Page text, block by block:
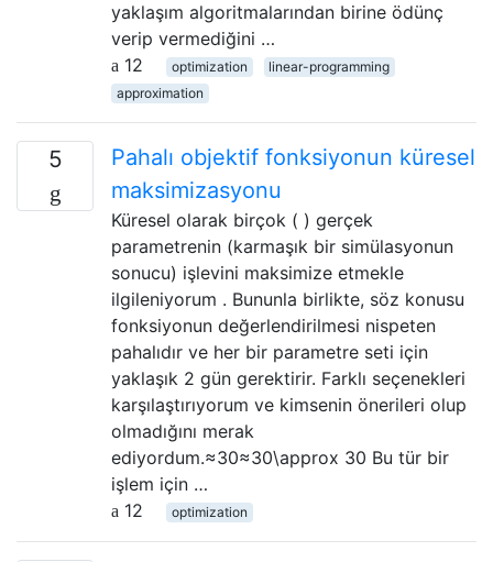
yaklaşım algoritmalarından birine ödünç
verip vermediğini …
12
optimization
linear-programming
approximation
5
Pahalı objektif fonksiyonun küresel
maksimizasyonu
Küresel olarak birçok ( ) gerçek
parametrenin (karmaşık bir simülasyonun
sonucu) işlevini maksimize etmekle
ilgileniyorum . Bununla birlikte, söz konusu
fonksiyonun değerlendirilmesi nispeten
pahalıdır ve her bir parametre seti için
yaklaşık 2 gün gerektirir. Farklı seçenekleri
karşılaştırıyorum ve kimsenin önerileri olup
olmadığını merak
ediyordum.≈30≈30\approx 30 Bu tür bir
işlem için …
12
optimization